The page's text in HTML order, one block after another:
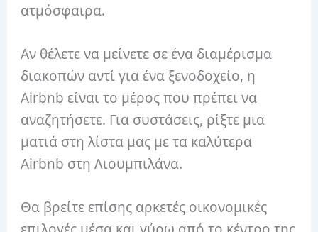
ατμόσφαιρα.
Αν θέλετε να μείνετε σε ένα διαμέρισμα
διακοπών αντί για ένα ξενοδοχείο, η
Airbnb είναι το μέρος που πρέπει να
αναζητήσετε. Για συστάσεις, ρίξτε μια
ματιά στη λίστα μας με τα καλύτερα
Airbnb στη Λιουμπιλάνα.
Θα βρείτε επίσης αρκετές οικονομικές